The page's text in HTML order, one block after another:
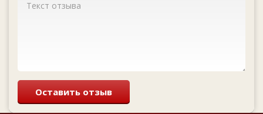
Оставить отзыв